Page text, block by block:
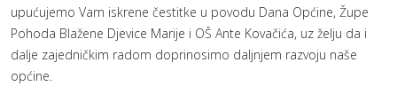
upućujemo Vam iskrene čestitke u povodu Dana Općine, Župe
Pohoda Blažene Djevice Marije i OŠ Ante Kovačića, uz želju da i
dalje zajedničkim radom doprinosimo daljnjem razvoju naše
općine.